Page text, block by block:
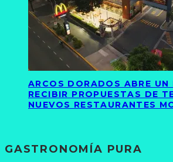
ARCOS DORADOS ABRE UN
RECIBIR PROPUESTAS DE
NUEVOS RESTAURANTES
GASTRONOMÍA PURA